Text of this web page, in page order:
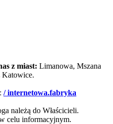
z miast: Limanowa, Mszana
/ internetowa.fabryka
należą do Właścicieli.
celu informacyjnym.